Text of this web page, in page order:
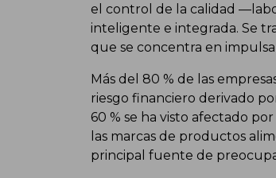
el control de la calidad
inteligente e integrada. Se
que se concentra en
Más del 80 % de las
riesgo financiero derivado
60 % se ha visto afectado
las marcas de productos
principal fuente de